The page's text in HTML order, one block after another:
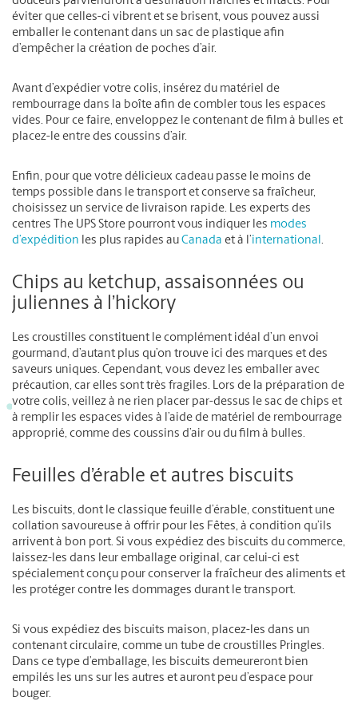
éviter que celles-ci vibrent et se brisent, vous pouvez aussi
emballer le contenant dans un sac de plastique afin
d’empêcher la création de poches d’air.
Avant d’expédier votre colis, insérez du matériel de
rembourrage dans la boîte afin de combler tous les espaces
vides. Pour ce faire, enveloppez le contenant de film à bulles et
placez-le entre des coussins d’air.
Enfin, pour que votre délicieux cadeau passe le moins de
temps possible dans le transport et conserve sa fraîcheur,
choisissez un service de livraison rapide. Les experts des
centres The UPS Store pourront vous indiquer les modes
d’expédition les plus rapides au Canada et à l’international.
Chips au ketchup, assaisonnées ou
juliennes à l’hickory
Les croustilles constituent le complément idéal d’un envoi
gourmand, d’autant plus qu’on trouve ici des marques et des
saveurs uniques. Cependant, vous devez les emballer avec
précaution, car elles sont très fragiles. Lors de la préparation de
votre colis, veillez à ne rien placer par-dessus le sac de chips et
à remplir les espaces vides à l’aide de matériel de rembourrage
approprié, comme des coussins d’air ou du film à bulles.
Feuilles d’érable et autres biscuits
Les biscuits, dont le classique feuille d’érable, constituent une
collation savoureuse à offrir pour les Fêtes, à condition qu’ils
arrivent à bon port. Si vous expédiez des biscuits du commerce,
laissez-les dans leur emballage original, car celui-ci est
spécialement conçu pour conserver la fraîcheur des aliments et
les protéger contre les dommages durant le transport.
Si vous expédiez des biscuits maison, placez-les dans un
contenant circulaire, comme un tube de croustilles Pringles.
Dans ce type d’emballage, les biscuits demeureront bien
empilés les uns sur les autres et auront peu d’espace pour
bouger.